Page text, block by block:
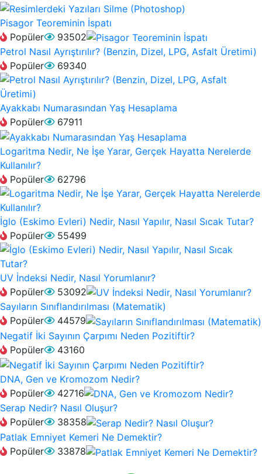
Pisagor Teoreminin İspatı
Popüler
93502
Petrol Nasıl Ayrıştırılır? (Benzin, Dizel, LPG, Asfalt Üretimi)
Popüler
69340
Ayakkabı Numarasından Yaş Hesaplama
Popüler
67911
Logaritma Nedir, Ne İşe Yarar, Gerçek Hayatta Nerelerde
Kullanılır?
Popüler
62796
İglo (Eskimo Evleri) Nedir, Nasıl Yapılır, Nasıl Sıcak Tutar?
Popüler
55499
UV İndeksi Nedir, Nasıl Yorumlanır?
Popüler
53092
Sayıların Sınıflandırılması (Matematik)
Popüler
44579
Negatif İki Sayının Çarpımı Neden Pozitiftir?
Popüler
43160
DNA, Gen ve Kromozom Nedir?
Popüler
42716
Serap Nedir? Nasıl Oluşur?
Popüler
38358
Patlak Emniyet Kemeri Ne Demektir?
Popüler
33878